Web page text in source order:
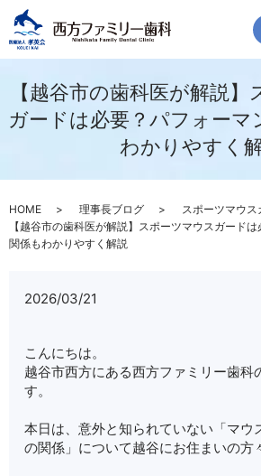
【越谷市の歯科医が解説
ガードは必要？パフォーマ
わかりやすく
HOME 理事長ブログ
スポーツマウス
【越谷市の歯科医が解説】スポーツマウスガード
関係もわかりやすく解説
2026/03/21
こんにちは。
越谷市西方にある西方ファミリー歯科
す。
本日は、意外と知られていない「マウ
の関係」について越谷にお住まいの方